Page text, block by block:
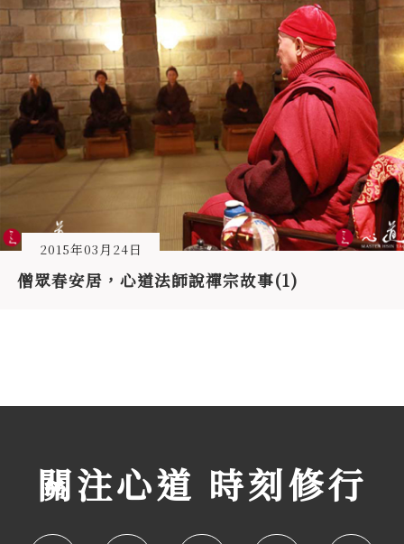
2015年03月24日
僧眾春安居，心道法師說禪宗故事(1)
關注心道 時刻修行